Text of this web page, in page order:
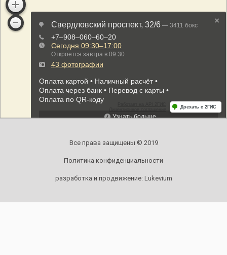
Все права защищены © 2019
Политика конфиденциальности
разработка и продвижение: Lukevium